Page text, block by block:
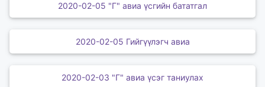
2020-02-05 "Г" авиа үсгийн бататгал
2020-02-05 Гийгүүлэгч авиа
2020-02-03 "Г" авиа үсэг таниулах